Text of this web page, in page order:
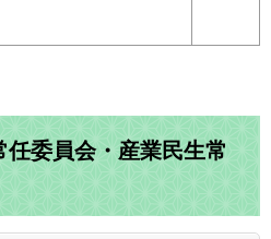
委員会・産業民生常